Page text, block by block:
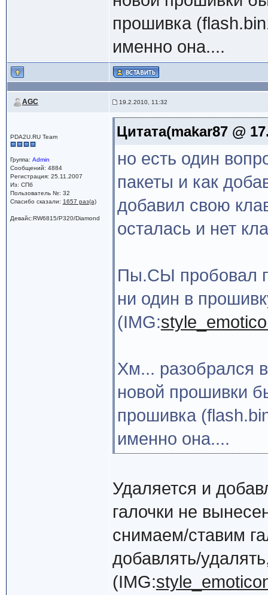
прошивка
именно она....
AGC 19.2.2010, 11:32
PDA2U.RU Team
Группа: Admin
Сообщений: 4884
Регистрация: 25.11.2007
Из: СПб
Пользователь №: 32
Спасибо сказали: 1657 раз(а)
Девайс:RW6815/P320/Diamond
Цитата(makar87 @
но есть один
пакеты и как
добавил свою
осталась и нет
Пы.СЫ пробовал
ни один в
(IMG:
Хм... разобрался
новой прошивки
прошивка
именно она....
Удаляется и
галочки не
снимаем/ставим
добавлять/
(IMG: